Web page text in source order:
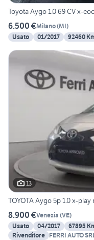
6.500 €Milano(MI)
Usato
01/2017 92460
13
TOYOTA Aygo 5p 1.0 x-play
8.900 €Venezia (VE)
Usato
04/2017 67895
Rivenditore FERRI AUTO